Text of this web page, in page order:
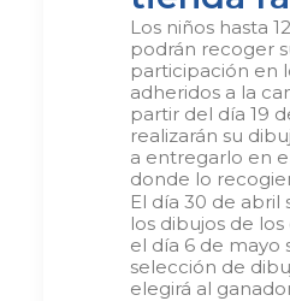
Los niños hasta
podrán recoger
participación en
adheridos a la
partir del día 19
realizarán su
a entregarlo en
donde lo
El día 30 de abril
los dibujos de
el día 6 de mayo
selección de
elegirá al